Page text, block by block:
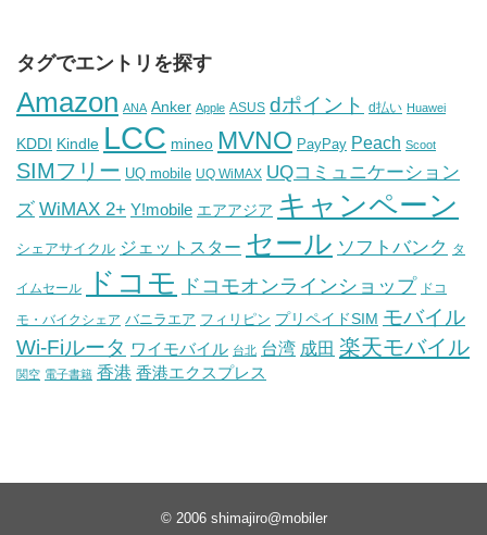
タグでエントリを探す
Amazon ANA Anker Apple ASUS dポイント d払い Huawei
KDDI Kindle LCC mineo MVNO PayPay Peach Scoot
SIMフリー UQ mobile UQ WiMAX UQコミュニケーション
ズ WiMAX 2+ Y!mobile エアアジア キャンペーン
シェアサイクル ジェットスター セール ソフトバンク タ
イムセール ドコモ ドコモオンラインショップ ドコ
モ・バイクシェア バニラエア フィリピン プリペイドSIM モバイル
Wi-Fiルータ ワイモバイル 台北 台湾 成田 楽天モバイル
関空 電子書籍 香港 香港エクスプレス
© 2006 shimajiro@mobiler